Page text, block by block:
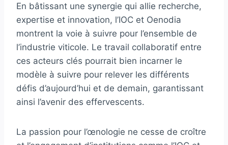
En bâtissant une synergie qui allie recherche,
expertise et innovation, l’IOC et Oenodia
montrent la voie à suivre pour l’ensemble de
l’industrie viticole. Le travail collaboratif entre
ces acteurs clés pourrait bien incarner le
modèle à suivre pour relever les différents
défis d’aujourd’hui et de demain, garantissant
ainsi l’avenir des effervescents.
La passion pour l’œnologie ne cesse de croître